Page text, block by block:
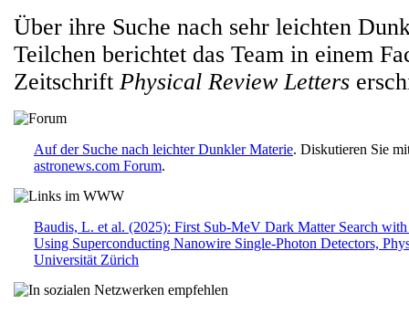
Über ihre Suche nach sehr leichten
Teilchen berichtet das Team in einem
Zeitschrift Physical Review Letters
Auf der Suche nach leichter Dunkler Materie. Diskutieren Sie
astronews.com Forum.
Baudis, L. et al. (2025): First Sub-MeV Dark Matter Search
Using Superconducting Nanowire Single-Photon Detectors,
Universität Zürich